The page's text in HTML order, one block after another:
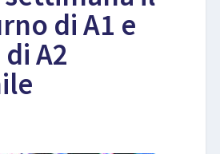
EVENTI
LIBRI
di A1 e
A2